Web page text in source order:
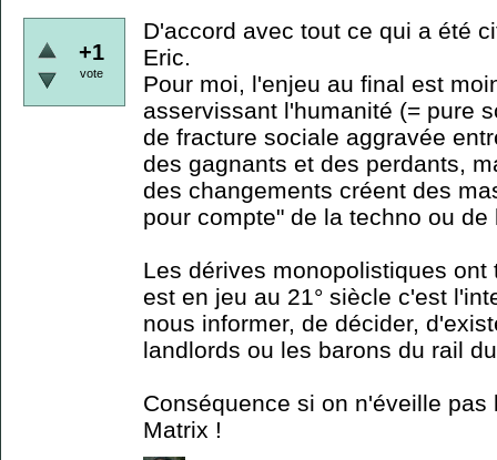
+1
vote
D'accord avec tout ce qui a été
Eric.
Pour moi, l'enjeu au final est
asservissant l'humanité (= pure
de fracture sociale aggravée
des gagnants et des perdants,
des changements créent des
pour compte" de la techno ou
Les dérives monopolistiques
est en jeu au 21° siècle c'est
nous informer, de décider,
landlords ou les barons du rail
Conséquence si on n'éveille
Matrix !